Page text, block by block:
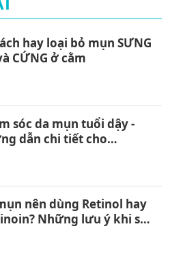
hay loại bỏ mụn SƯNG
CỨNG ở cằm
sóc da mụn tuổi dậy -
dẫn chi tiết cho
nên dùng Retinol hay
Những lưu ý khi sử